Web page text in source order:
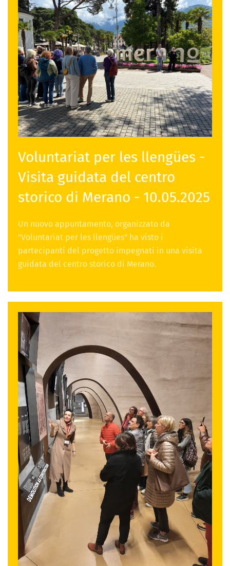
Voluntariat per les llengües -
Visita guidata del centro
storico di Merano - 10.05.2025
Un nuovo appuntamento, organizzato da
"Voluntariat per les llengües" ha visto i
partecipanti del progetto impegnati in una visita
guidata del centro storico di Merano.